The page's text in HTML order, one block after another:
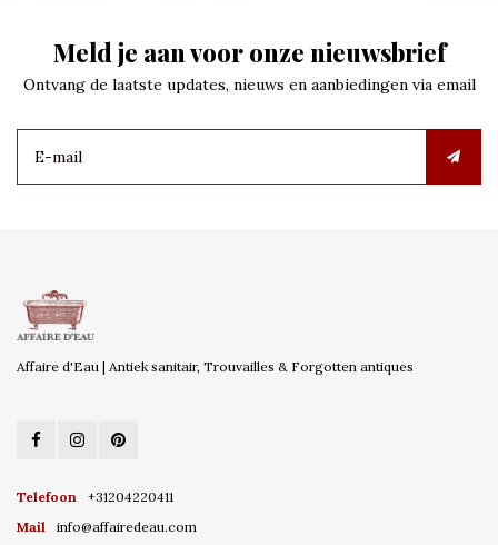
Meld je aan voor onze nieuwsbrief
Ontvang de laatste updates, nieuws en aanbiedingen via email
Affaire d'Eau | Antiek sanitair, Trouvailles & Forgotten antiques
Telefoon
+31204220411
Mail
info@affairedeau.com